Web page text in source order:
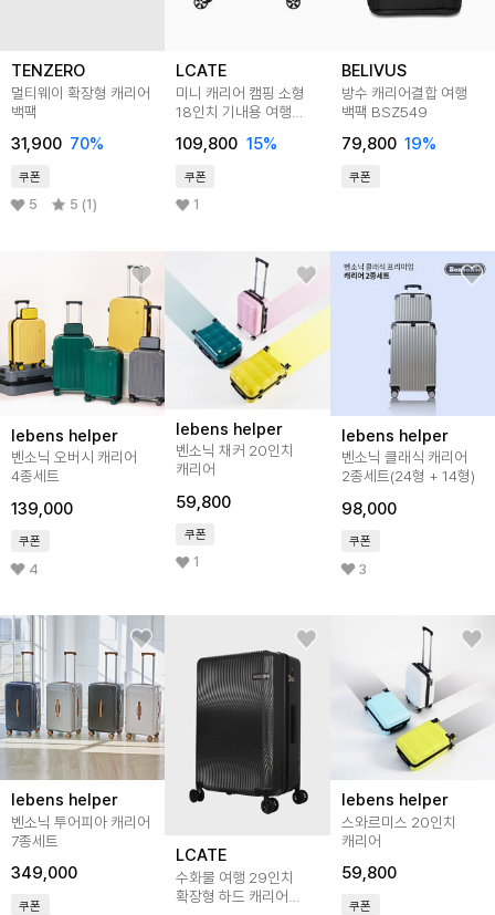
TENZERO
멀티웨이 확장형 캐리어
백팩
31,900 70%
쿠폰
5 5 (1)
LCATE
미니 캐리어 캠핑 소형
18인치 기내용 여행
109,800 15%
쿠폰
1
BELIVUS
방수 캐리어결합 여행
백팩 BSZ549
79,800 19%
쿠폰
lebens helper
벤소닉 오버시 캐리어
4종세트
139,000
쿠폰
4
lebens helper
벤소닉 채커 20인치
캐리어
59,800
쿠폰
1
lebens helper
벤소닉 클래식 캐리어
2종세트(24형 + 14형)
98,000
쿠폰
3
lebens helper
벤소닉 투어피아 캐리어
7종세트
349,000
쿠폰
LCATE
수화물 여행 29인치
확장형 하드 캐리어
lebens helper
스와르미스 20인치
캐리어
59,800
쿠폰